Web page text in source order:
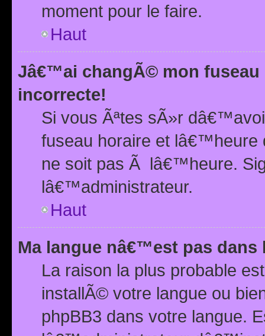
moment pour le faire.
Haut
Jâ€™ai changÃ© mon
incorrecte!
Si vous Ãªtes sÃ»r
fuseau horaire et
ne soit pas Ã lâ€™heure.
lâ€™administrateur.
Haut
Ma langue nâ€™est pas dans
La raison la plus probable
installÃ© votre langue ou
phpBB3 dans votre langue.